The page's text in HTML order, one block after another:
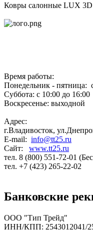
Ковры салонные LUX 3D
Время работы:
Понедельник - пятница:
Суббота: с 10:00 до 16:00
Воскресенье: выходной
Адрес:
г.Владивосток,
E-mail: info@tt25.ru
Сайт: www.tt25.ru
тел. 8 (800) 551-72-01
тел. +7 (423) 265-22-02
Банковские
ООО "Тип Трейд"
ИНН/КПП: 2543012041/